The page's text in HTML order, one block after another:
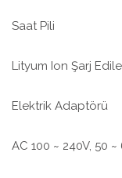
Saat Pili
Lityum Ion Şarj
Elektrik Adaptörü
AC 100 ~ 240V, 50 ~